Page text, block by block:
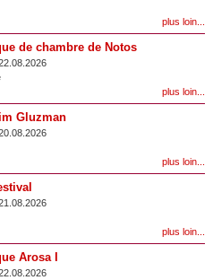
plus loin...
de chambre de Notos
plus loin...
Gluzman
plus loin...
plus loin...
Arosa I